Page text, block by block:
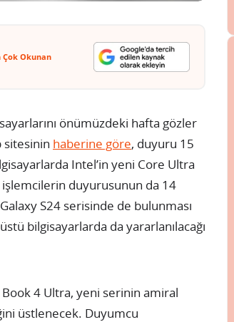
Çok Okunan
önümüzdeki hafta gözler
sitesinin haberine göre, duyuru 15
Intel’in yeni Core Ultra
işlemcilerin duyurusunun da 14
S24 serisinde de bulunması
bilgisayarlarda da yararlanılacağı
Book 4 Ultra, yeni serinin amiral
üstlenecek. Duyumcu